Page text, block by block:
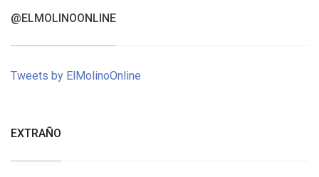
@ELMOLINOONLINE
Tweets by ElMolinoOnline
EXTRAÑO